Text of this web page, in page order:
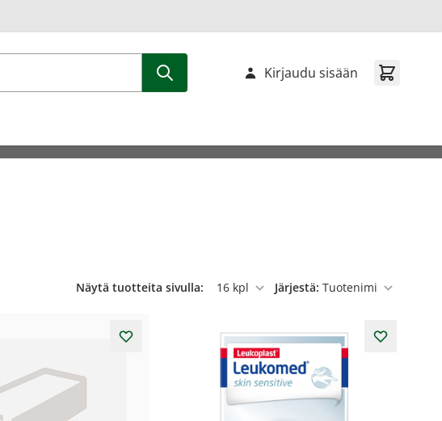
Kirjaudu sisään
Näytä tuotteita sivulla:
per sivu
Järjestä: